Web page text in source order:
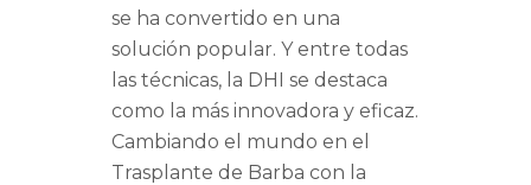
se ha convertido en una
solución popular. Y entre todas
las técnicas, la DHI se destaca
como la más innovadora y eficaz.
Cambiando el mundo en el
Trasplante de Barba con la